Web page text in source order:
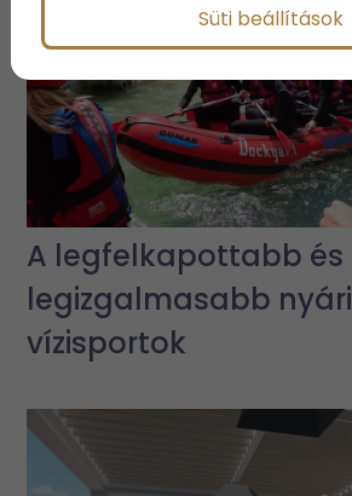
A legfelkapottabb és
legizgalmasabb nyári
vízisportok
Süti beállítások